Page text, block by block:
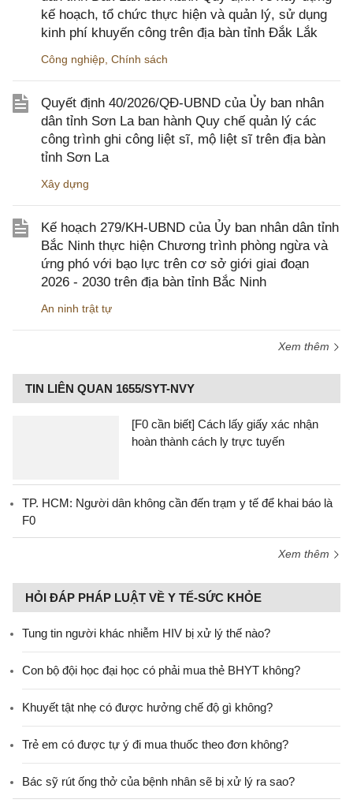
kế hoạch, tổ chức thực hiện và quản lý, sử dụng
kinh phí khuyến công trên địa bàn tỉnh Đắk Lắk
Công nghiệp Chính sách
Quyết định 40/2026/QĐ-UBND của Ủy ban nhân
dân tỉnh Sơn La ban hành Quy chế quản lý các
công trình ghi công liệt sĩ, mộ liệt sĩ trên địa bàn
tỉnh Sơn La
Xây dựng
Kế hoạch 279/KH-UBND của Ủy ban nhân dân tỉnh
Bắc Ninh thực hiện Chương trình phòng ngừa và
ứng phó với bạo lực trên cơ sở giới giai đoạn
2026 - 2030 trên địa bàn tỉnh Bắc Ninh
An ninh trật tự
Xem thêm
TIN LIÊN QUAN 1655/SYT-NVY
[F0 cần biết] Cách lấy giấy xác nhận
hoàn thành cách ly trực tuyến
TP. HCM: Người dân không cần đến trạm y tế để khai báo là
F0
Xem thêm
HỎI ĐÁP PHÁP LUẬT VỀ Y TẾ-SỨC KHỎE
Tung tin người khác nhiễm HIV bị xử lý thế nào?
Con bộ đội học đại học có phải mua thẻ BHYT không?
Khuyết tật nhẹ có được hưởng chế độ gì không?
Trẻ em có được tự ý đi mua thuốc theo đơn không?
Bác sỹ rút ống thở của bệnh nhân sẽ bị xử lý ra sao?